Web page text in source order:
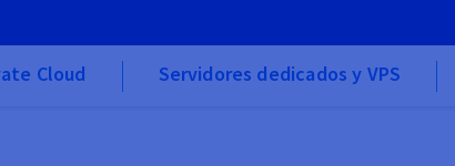
Cloud Servidores dedicados y VPS